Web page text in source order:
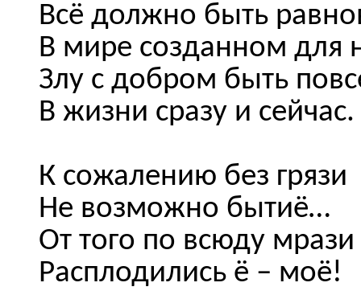
Всё должно быть
В мире созданном для
Злу с добром быть
В жизни сразу и сейчас.
К сожалению без грязи
Не возможно бытиё…
От того по всюду мрази
Расплодились ё – моё!